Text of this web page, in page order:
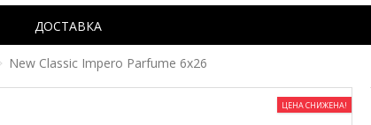
ДОСТАВКА
New Classic Impero Parfume 6x26
ЦЕНА СНИЖЕНА!